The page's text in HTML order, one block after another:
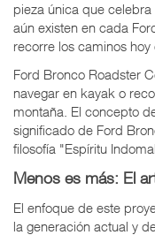
pieza única que
aún existen en cada
recorre los caminos hoy
Ford Bronco Roadster
navegar en kayak o
montaña. El concepto
significado de Ford
filosofía "Espíritu
Menos es más: El
El enfoque de este
la generación actual y